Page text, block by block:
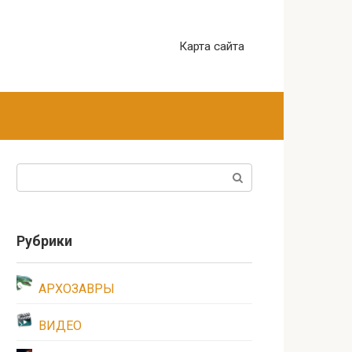
Карта сайта
Рубрики
АРХОЗАВРЫ
ВИДЕО